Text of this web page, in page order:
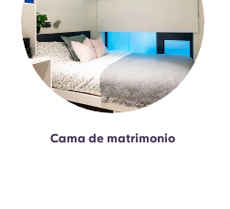
Cama de matrimonio